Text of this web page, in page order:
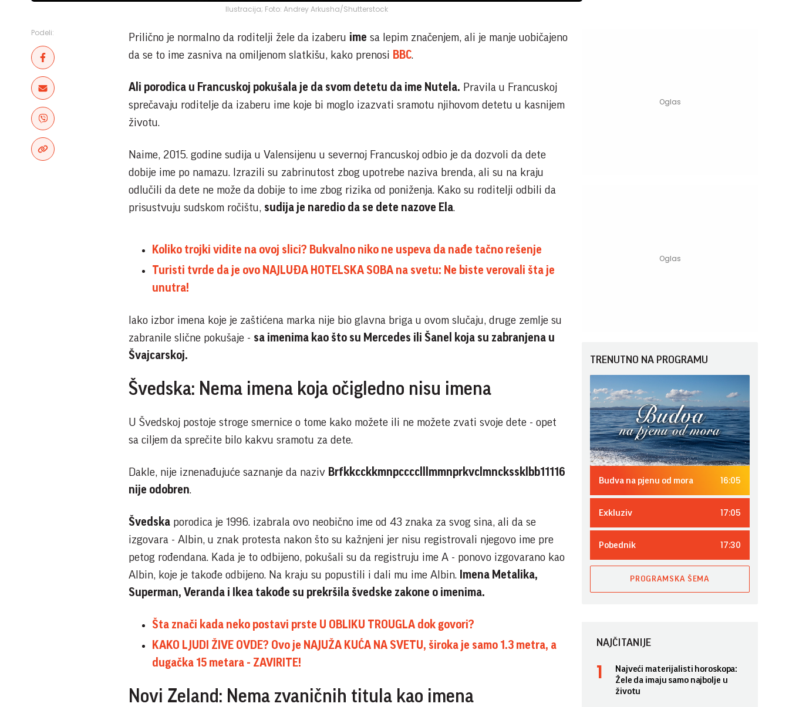
Ilustracija; Foto: Andrey Arkusha/Shutterstock
Podeli: Prilično je normalno da roditelji žele da izaberu ime sa lepim značenjem, ali je manje uobičajeno
da se to ime zasniva na omiljenom slatkišu, kako prenosi BBC.
Ali porodica u Francuskoj pokušala je da svom detetu da ime Nutela. Pravila u Francuskoj
sprečavaju roditelje da izaberu ime koje bi moglo izazvati sramotu njihovom detetu u kasnijem
životu.
Naime, 2015. godine sudija u Valensijenu u severnoj Francuskoj odbio je da dozvoli da dete
dobije ime po namazu. Izrazili su zabrinutost zbog upotrebe naziva brenda, ali su na kraju
odlučili da dete ne može da dobije to ime zbog rizika od poniženja. Kako su roditelji odbili da
prisustvuju sudskom ročištu, sudija je naredio da se dete nazove Ela.
Koliko trojki vidite na ovoj slici? Bukvalno niko ne uspeva da nađe tačno rešenje
Turisti tvrde da je ovo NAJLUĐA HOTELSKA SOBA na svetu: Ne biste verovali šta je
unutra!
Iako izbor imena koje je zaštićena marka nije bio glavna briga u ovom slučaju, druge zemlje su
zabranile slične pokušaje - sa imenima kao što su Mercedes ili Šanel koja su zabranjena u
Švajcarskoj.
Švedska: Nema imena koja očigledno nisu imena
U Švedskoj postoje stroge smernice o tome kako možete ili ne možete zvati svoje dete - opet
sa ciljem da sprečite bilo kakvu sramotu za dete.
Dakle, nije iznenađujuće saznanje da naziv Brfkkcckkmnpcccclllmmnprkvclmnckssklbb11116
nije odobren.
Švedska porodica je 1996. izabrala ovo neobično ime od 43 znaka za svog sina, ali da se
izgovara - Albin, u znak protesta nakon što su kažnjeni jer nisu registrovali njegovo ime pre
petog rođendana. Kada je to odbijeno, pokušali su da registruju ime A - ponovo izgovarano kao
Albin, koje je takođe odbijeno. Na kraju su popustili i dali mu ime Albin. Imena Metalika,
Superman, Veranda i Ikea takođe su prekršila švedske zakone o imenima.
Šta znači kada neko postavi prste U OBLIKU TROUGLA dok govori?
KAKO LJUDI ŽIVE OVDE? Ovo je NAJUŽA KUĆA NA SVETU, široka je samo 1.3 metra, a
dugačka 15 metara - ZAVIRITE!
Novi Zeland: Nema zvaničnih titula kao imena
TRENUTNO NA PROGRAMU
Budva na pjenu od mora 16:05
Exkluziv 17:05
Pobednik 17:30
PROGRAMSKA ŠEMA
NAJČITANIJE
Najveći materijalisti horoskopa:
Žele da imaju samo najbolje u
životu